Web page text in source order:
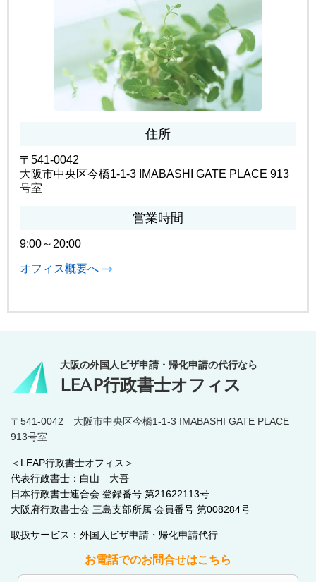
住所
〒541-0042
大阪市中央区今橋1-1-3 IMABASHI GATE PLACE 913
号室
営業時間
9:00～20:00
オフィス概要へ
大阪の外国人ビザ申請・帰化申請の代行なら
LEAP行政書士オフィス
〒541-0042 大阪市中央区今橋1-1-3 IMABASHI GATE PLACE
913号室
＜LEAP行政書士オフィス＞
代表行政書士：白山 大吾
日本行政書士連合会 登録番号 第21622113号
大阪府行政書士会 三島支部所属 会員番号 第008284号
取扱サービス：外国人ビザ申請・帰化申請代行
お電話でのお問合せはこちら